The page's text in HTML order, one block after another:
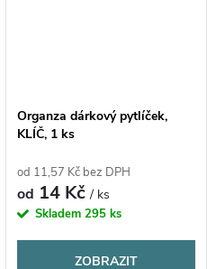
Organza dárkový pytlíček,
KLÍČ, 1 ks
od 11,57 Kč bez DPH
od 14 Kč/ ks
Skladem 295 ks
ZOBRAZIT